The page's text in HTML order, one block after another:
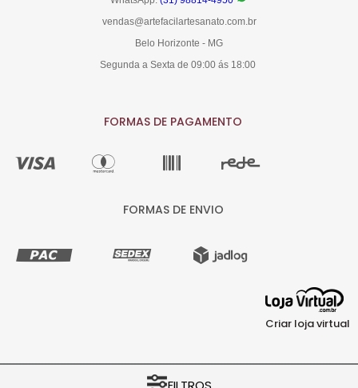
vendas@artefacilartesanato.com.br
Belo Horizonte - MG
Segunda a Sexta de 09:00 ás 18:00
FORMAS DE PAGAMENTO
FORMAS DE ENVIO
Criar loja virtual
COPYRIGHT © ..:: Arte Fácil ::.. 2026 - 00.584.004/0001-64 - TODOS OS